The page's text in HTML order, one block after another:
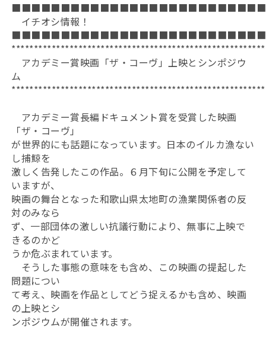
イチオシ情報！
アカデミー賞映画「ザ・コーヴ」上映とシンポジウ
ム
アカデミー賞長編ドキュメント賞を受賞した映画
「ザ・コーヴ」
が世界的にも話題になっています。日本のイルカ漁ない
し捕鯨を
激しく告発したこの作品。６月下旬に公開を予定して
いますが、
映画の舞台となった和歌山県太地町の漁業関係者の反
対のみなら
ず、一部団体の激しい抗議行動により、無事に上映で
きるのかど
うか危ぶまれています。
そうした事態の意味をも含め、この映画の提起した
問題につい
て考え、映画を作品としてどう捉えるかも含め、映画
の上映とシ
ンポジウムが開催されます。